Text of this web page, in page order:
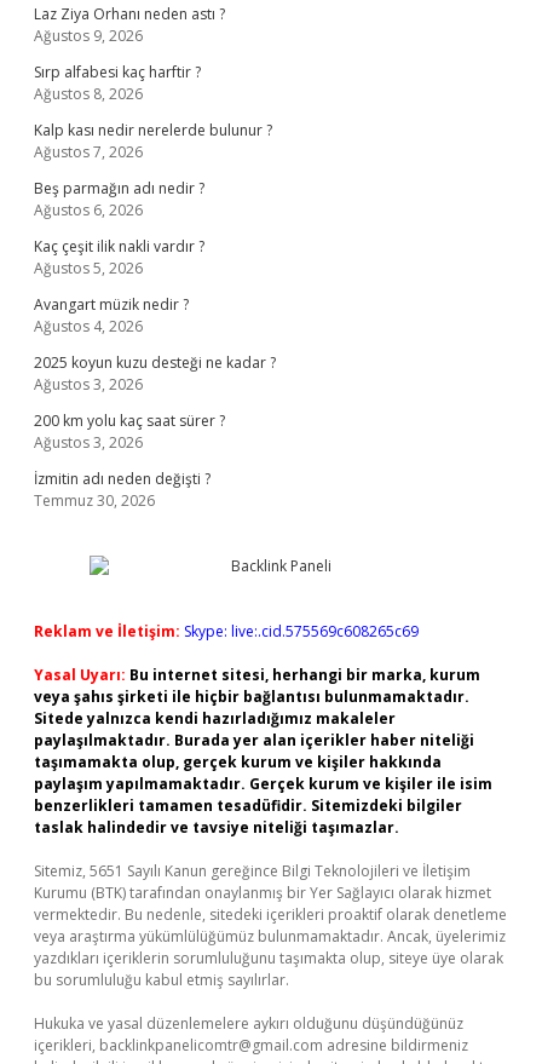
Laz Ziya Orhanı neden astı ?
Ağustos 9, 2026
Sırp alfabesi kaç harftir ?
Ağustos 8, 2026
Kalp kası nedir nerelerde bulunur ?
Ağustos 7, 2026
Beş parmağın adı nedir ?
Ağustos 6, 2026
Kaç çeşit ilik nakli vardır ?
Ağustos 5, 2026
Avangart müzik nedir ?
Ağustos 4, 2026
2025 koyun kuzu desteği ne kadar ?
Ağustos 3, 2026
200 km yolu kaç saat sürer ?
Ağustos 3, 2026
İzmitin adı neden değişti ?
Temmuz 30, 2026
Reklam ve İletişim: Skype: live:.cid.575569c608265c69
Yasal Uyarı: Bu internet sitesi, herhangi bir marka, kurum
veya şahıs şirketi ile hiçbir bağlantısı bulunmamaktadır.
Sitede yalnızca kendi hazırladığımız makaleler
paylaşılmaktadır. Burada yer alan içerikler haber niteliği
taşımamakta olup, gerçek kurum ve kişiler hakkında
paylaşım yapılmamaktadır. Gerçek kurum ve kişiler ile isim
benzerlikleri tamamen tesadüfidir. Sitemizdeki bilgiler
taslak halindedir ve tavsiye niteliği taşımazlar.
Sitemiz, 5651 Sayılı Kanun gereğince Bilgi Teknolojileri ve İletişim
Kurumu (BTK) tarafından onaylanmış bir Yer Sağlayıcı olarak hizmet
vermektedir. Bu nedenle, sitedeki içerikleri proaktif olarak denetleme
veya araştırma yükümlülüğümüz bulunmamaktadır. Ancak, üyelerimiz
yazdıkları içeriklerin sorumluluğunu taşımakta olup, siteye üye olarak
bu sorumluluğu kabul etmiş sayılırlar.
Hukuka ve yasal düzenlemelere aykırı olduğunu düşündüğünüz
içerikleri, backlinkpanelicomtr@gmail.com adresine bildirmeniz